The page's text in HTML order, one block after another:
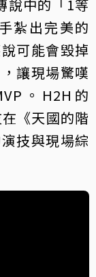
說中的「1等
紮出完美的
可能會毀掉
讓現場驚嘆
。H2H的
《天國的階
技與現場綜